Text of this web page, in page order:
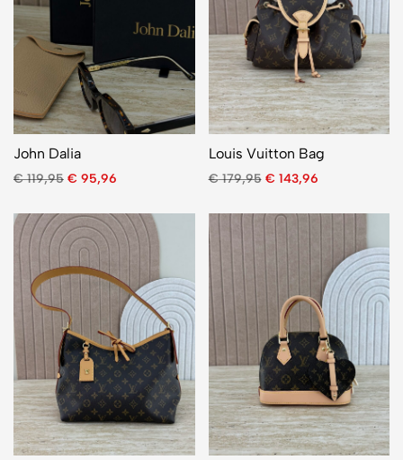
John Dalia
€119,95 € 95,96
Louis Vuitton Bag
€179,95 € 143,96